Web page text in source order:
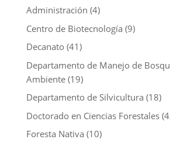
Administración (4)
Centro de Biotecnología (9)
Decanato (41)
Departamento de Manejo de
Ambiente(19)
Departamento de Silvicultura (18)
Doctorado en Ciencias Forestales
Foresta Nativa (10)